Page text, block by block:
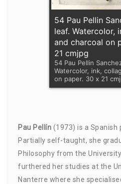
54 Pau Pellin
leaf. Watercolor,
and charcoal on
21 cmjpg
54 Pau Pellin
Watercolor, ink,
on paper. 30 x 21
Pau Pellín (1973) is a Spanish
Partially self-taught, she
Philosophy from the
furthered her studies at the
Nanterre where she